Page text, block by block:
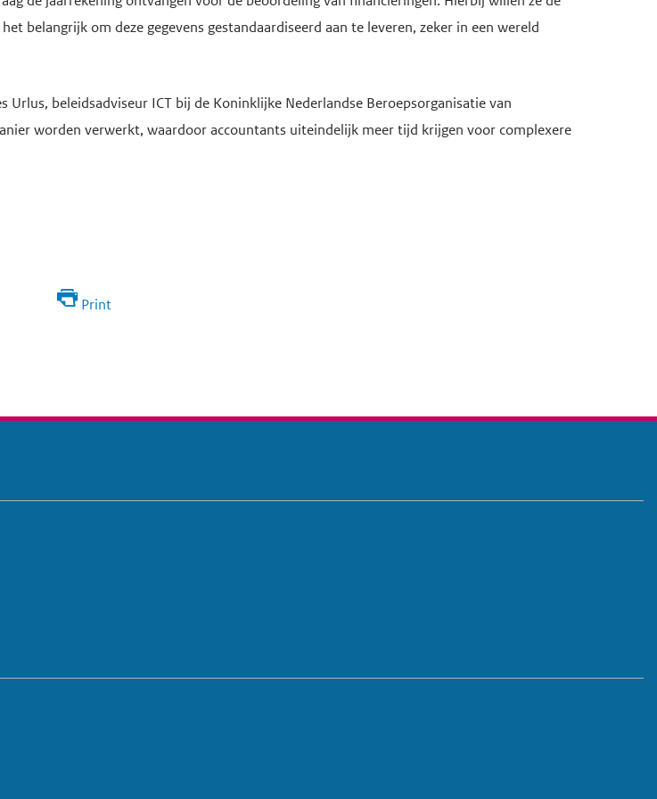
belangrijk om deze gegevens gestandaardiseerd aan te leveren, zeker in een wereld
beleidsadviseur ICT bij de Koninklijke Nederlandse Beroepsorganisatie van
worden verwerkt, waardoor accountants uiteindelijk meer tijd krijgen voor complexere
Print